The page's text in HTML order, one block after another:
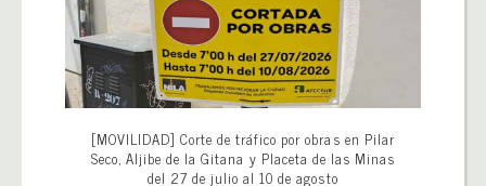
[MOVILIDAD] Corte de tráfico por obras en Pilar
Seco, Aljibe de la Gitana y Placeta de las Minas
del 27 de julio al 10 de agosto